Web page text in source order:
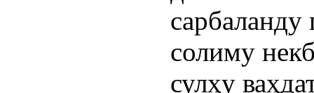
солиму
сулҳу